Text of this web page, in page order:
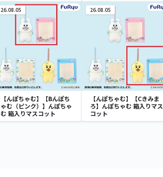
26.08.05
【んぽちゃむ】【Bんぽち
ゃむ（ピンク）】んぽちゃ
む 箱入りマスコット
26.08.05
【んぽちゃむ】【Cきみま
ろ】んぽちゃむ 箱入りマス
コット